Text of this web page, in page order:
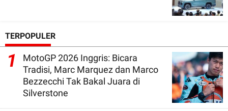
TERPOPULER
1
MotoGP 2026 Inggris: Bicara
Tradisi, Marc Marquez dan Marco
Bezzecchi Tak Bakal Juara di
Silverstone